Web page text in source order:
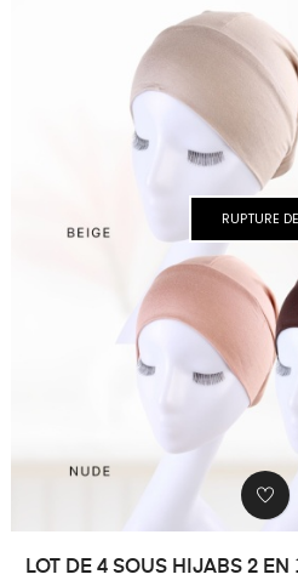
RUPTURE
LOT DE 4 SOUS HIJABS 2